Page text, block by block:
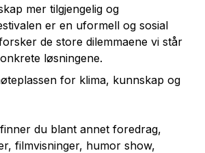
mer tilgjengelig og
er en uformell og sosial
de store dilemmaene vi står
løsningene.
for klima, kunnskap og
du blant annet foredrag,
filmvisninger, humor show,